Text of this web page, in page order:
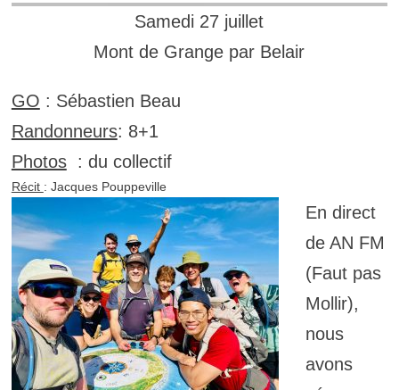
Samedi 27 juillet
Mont de Grange par Belair
GO : Sébastien Beau
Randonneurs: 8+1
Photos: du collectif
Récit : Jacques Pouppeville
En direct
de AN FM
(Faut pas
Mollir),
nous
avons